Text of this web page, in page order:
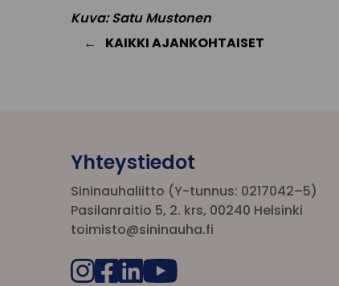
Kuva: Satu Mustonen
KAIKKI AJANKOHTAISET
Yhteystiedot
Sininauhaliitto (Y-tunnus: 0217042–5)
Pasilanraitio 5, 2. krs, 00240 Helsinki
toimisto@sininauha.fi